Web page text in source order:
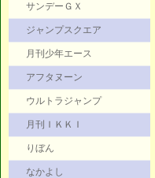
サンデーＧＸ
ジャンプスクエア
月刊少年エース
アフタヌーン
ウルトラジャンプ
月刊ＩＫＫＩ
りぼん
なかよし